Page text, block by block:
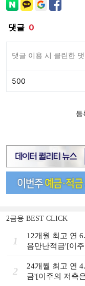
2금융 BEST CLICK
1
12개월 최고 연
음만난적금'[이
1주]
2
24개월 최고 연
금'[이주의 저축